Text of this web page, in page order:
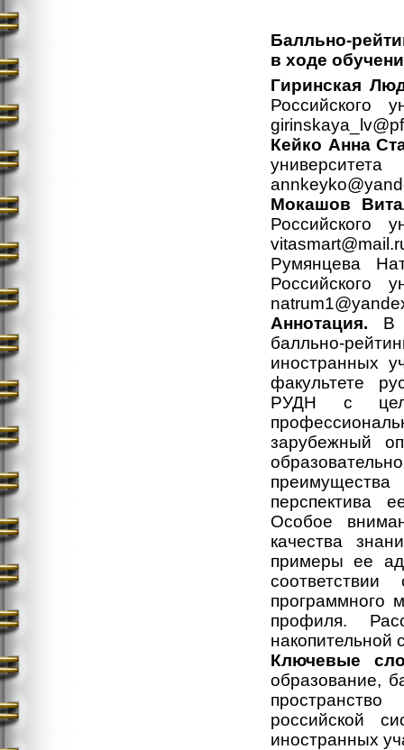
Балльно-
в ходе
Гиринская
Российского
Кейко Анна
Мокашов
Российского
Румянцева
Российского
Аннотация. В
балльно-
иностранных
факультете
РУДН с
зарубежный
перспектива
Особое
качества
примеры ее
программного
профиля.
накопительной
Ключевые
образование,
российской
иностранных